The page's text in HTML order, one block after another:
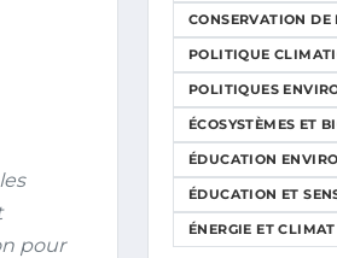
pour
CONSERVATION
POLITIQUE
POLITIQUES
ÉCOSYSTÈMES ET
ÉDUCATION
ÉDUCATION ET
ÉNERGIE ET CLIMAT